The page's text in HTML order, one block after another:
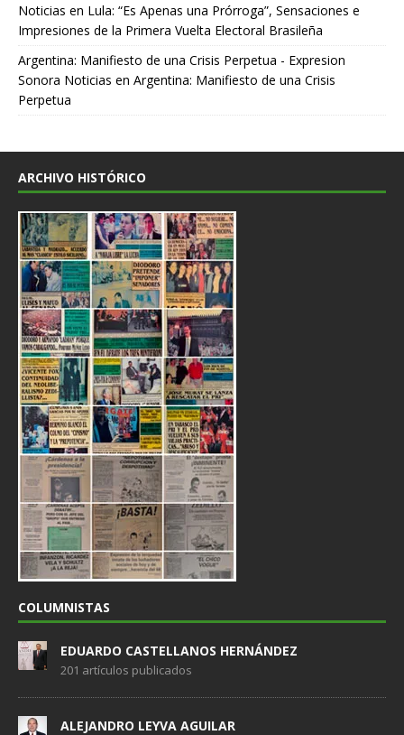
Noticias en Lula: “Es Apenas una Prórroga”, Sensaciones e
Impresiones de la Primera Vuelta Electoral Brasileña
Argentina: Manifiesto de una Crisis Perpetua - Expresion
Sonora Noticias en Argentina: Manifiesto de una Crisis
Perpetua
ARCHIVO HISTÓRICO
COLUMNISTAS
EDUARDO CASTELLANOS HERNÁNDEZ
201 artículos publicados
ALEJANDRO LEYVA AGUILAR